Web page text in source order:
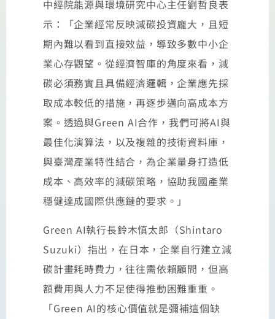
中經院能源與環境研究中心主任劉哲良表
示：「企業經常反映減碳投資龐大，且短
期內難以看到直接效益，導致多數中小企
業心存觀望。從經濟智庫的角度來看，減
碳必須務實且具備經濟邏輯，企業應先採
取成本較低的措施，再逐步邁向高成本方
案。透過與Green AI合作，我們可將AI與
最佳化演算法，以及複雜的技術資料庫，
與臺灣產業特性結合，為企業量身打造低
成本、高效率的減碳策略，協助我國產業
穩健達成國際供應鏈的要求。」
Green AI執行長鈴木慎太郎（Shintaro
Suzuki）指出，在日本，企業自行建立減
碳計畫耗時費力，往往需依賴顧問，但高
額費用與人力不足使得推動困難重重。
「Green AI的核心價值就是彌補這個缺